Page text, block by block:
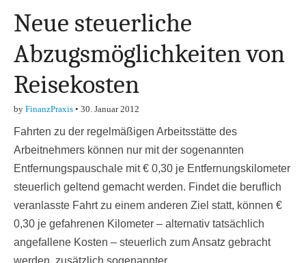
Neue steuerliche
Abzugsmöglichkeiten von
Reisekosten
by FinanzPraxis • 30. Januar 2012
Fahrten zu der regelmäßigen Arbeitsstätte des
Arbeitnehmers können nur mit der sogenannten
Entfernungspauschale mit € 0,30 je Entfernungskilometer
steuerlich geltend gemacht werden. Findet die beruflich
veranlasste Fahrt zu einem anderen Ziel statt, können €
0,30 je gefahrenen Kilometer – alternativ tatsächlich
angefallene Kosten – steuerlich zum Ansatz gebracht
werden, zusätzlich sogenannter